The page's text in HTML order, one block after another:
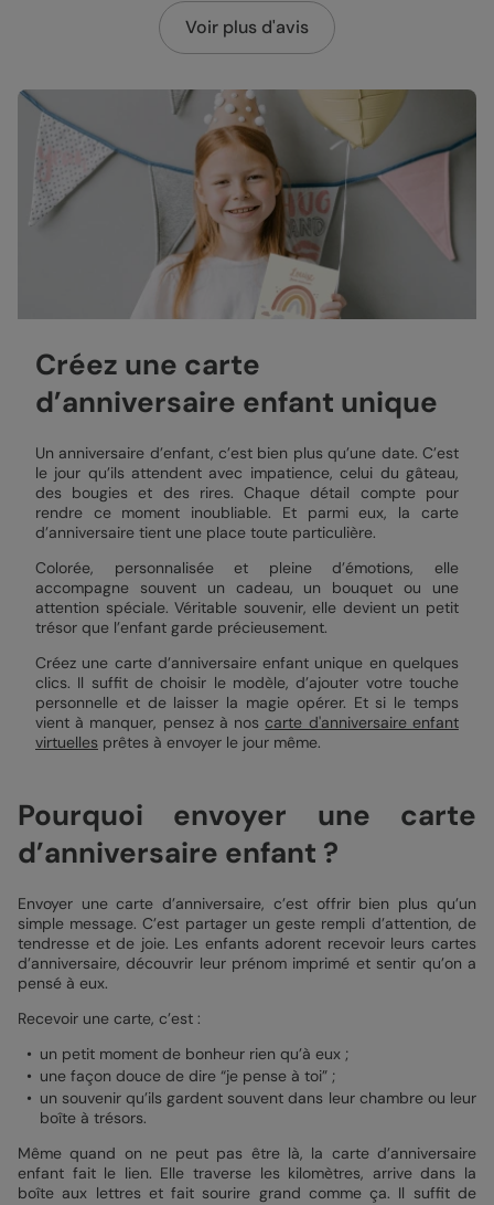
Voir plus d'avis
Créez une carte
d’anniversaire enfant unique
Un anniversaire d’enfant, c’est bien plus qu’une date. C’est
le jour qu’ils attendent avec impatience, celui du gâteau,
des bougies et des rires. Chaque détail compte pour
rendre ce moment inoubliable. Et parmi eux, la carte
d’anniversaire tient une place toute particulière.
Colorée, personnalisée et pleine d’émotions, elle
accompagne souvent un cadeau, un bouquet ou une
attention spéciale. Véritable souvenir, elle devient un petit
trésor que l’enfant garde précieusement.
Créez une carte d’anniversaire enfant unique en quelques
clics. Il suffit de choisir le modèle, d’ajouter votre touche
personnelle et de laisser la magie opérer. Et si le temps
vient à manquer, pensez à noscarte d'anniversaire enfant
virtuelles prêtes à envoyer le jour même.
Pourquoi envoyer une carte
d’anniversaire enfant ?
Envoyer une carte d’anniversaire, c’est offrir bien plus qu’un
simple message. C’est partager un geste rempli d’attention, de
tendresse et de joie. Les enfants adorent recevoir leurs cartes
d’anniversaire, découvrir leur prénom imprimé et sentir qu’on a
pensé à eux.
Recevoir une carte, c’est :
un petit moment de bonheur rien qu’à eux ;
une façon douce de dire “je pense à toi” ;
un souvenir qu’ils gardent souvent dans leur chambre ou leur
boîte à trésors.
Même quand on ne peut pas être là, la carte d’anniversaire
enfant fait le lien. Elle traverse les kilomètres, arrive dans la
boîte aux lettres et fait sourire grand comme ça. Il suffit de